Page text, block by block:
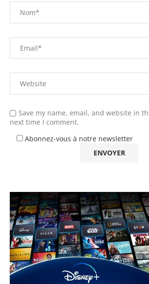
Save my name, email, and website in
next time I comment.
Abonnez-vous à notre newsletter